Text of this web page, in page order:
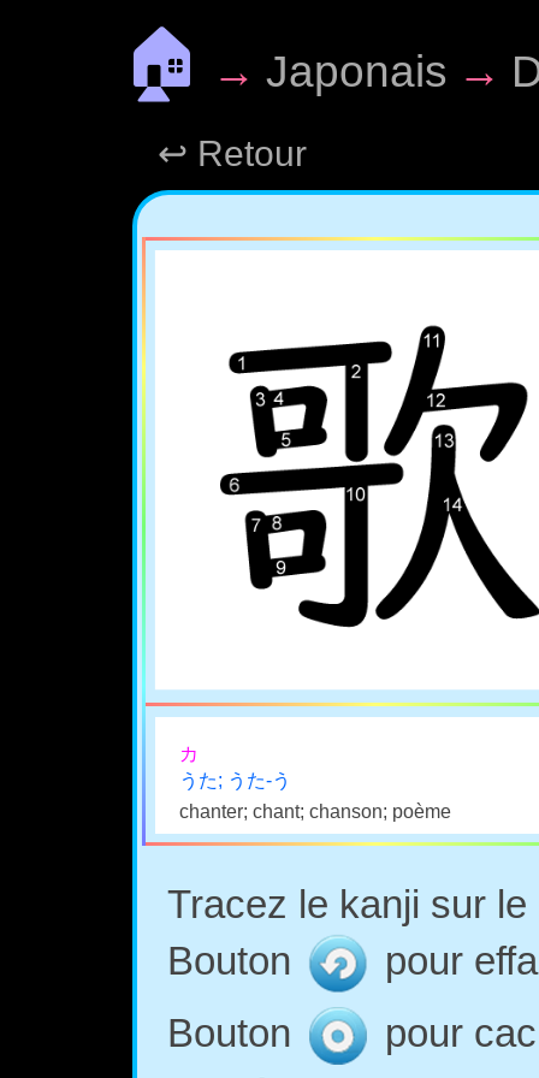
🏠 → Japonais →
↩ Retour
カ
うた; うた-う
chanter; chant; chanson; poème
Tracez le kanji sur
Bouton
pour
Bouton
pour